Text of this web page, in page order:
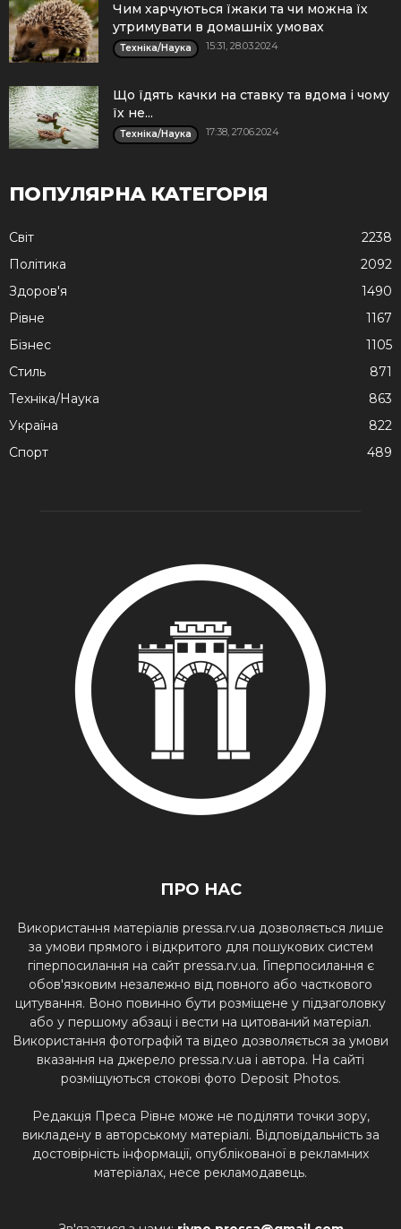
Чим харчуються їжаки та чи можна їх
утримувати в домашніх умовах
Техніка/Наука 15:31, 28.03.2024
Що їдять качки на ставку та вдома і чому
їх не...
Техніка/Наука 17:38, 27.06.2024
ПОПУЛЯРНА КАТЕГОРІЯ
Cвіт
2238
Політика
2092
Здоров'я
1490
Рівне
1167
Бізнес
1105
Стиль
871
Техніка/Наука
863
Україна
822
Спорт
489
ПРО НАС
Використання матеріалів pressa.rv.ua дозволяється лише
за умови прямого і відкритого для пошукових систем
гіперпосилання на сайт pressa.rv.ua. Гіперпосилання є
обов'язковим незалежно від повного або часткового
цитування. Воно повинно бути розміщене у підзаголовку
або у першому абзаці і вести на цитований матеріал.
Використання фотографій та відео дозволяється за умови
вказання на джерело pressa.rv.ua і автора. На сайті
розміщуються стокові фото Deposit Photos.
Редакція Преса Рівне може не поділяти точки зору,
викладену в авторському матеріалі. Відповідальність за
достовірність інформації, опублікованої в рекламних
матеріалах, несе рекламодавець.